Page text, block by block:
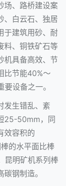
场、路桥建设案
、白云石、独居
于建筑用砂、耐
料、铜铁矿石等
机具备高效、节
比节能40%～
设备之一。
发生错乱、紊
25-50mm，同
效容积的
的水平面比棒
昆明矿机系列棒
钢制造。